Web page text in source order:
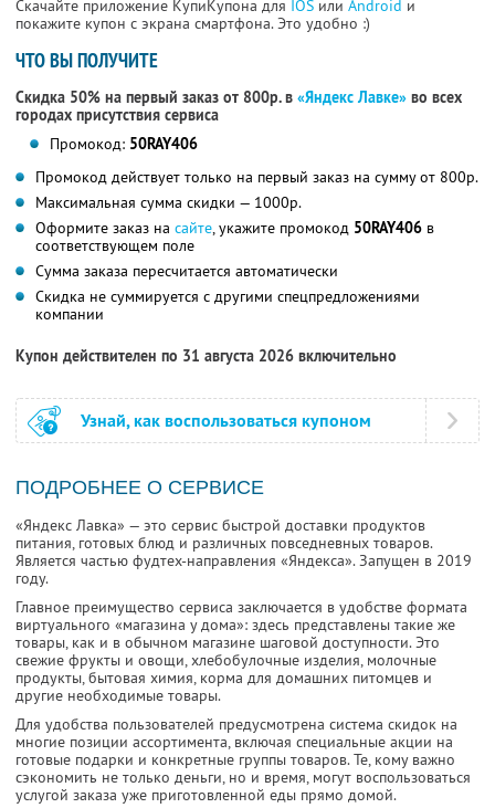
Скачайте приложение КупиКупона для IOS или Android и
покажите купон с экрана смартфона. Это удобно :)
ЧТО ВЫ ПОЛУЧИТЕ
Скидка 50% на первый заказ от 800р. в «Яндекс Лавке» во всех
городах присутствия сервиса
Промокод: 50RAY406
Промокод действует только на первый заказ на сумму от 800р.
Максимальная сумма скидки — 1000р.
Оформите заказ на сайте, укажите промокод 50RAY406 в
соответствующем поле
Сумма заказа пересчитается автоматически
Скидка не суммируется с другими спецпредложениями
компании
Купон действителен по 31 августа 2026 включительно
Узнай, как воспользоваться купоном
ПОДРОБНЕЕ О СЕРВИСЕ
«Яндекс Лавка» — это сервис быстрой доставки продуктов
питания, готовых блюд и различных повседневных товаров.
Является частью фудтех-направления «Яндекса». Запущен в 2019
году.
Главное преимущество сервиса заключается в удобстве формата
виртуального «магазина у дома»: здесь представлены такие же
товары, как и в обычном магазине шаговой доступности. Это
свежие фрукты и овощи, хлебобулочные изделия, молочные
продукты, бытовая химия, корма для домашних питомцев и
другие необходимые товары.
Для удобства пользователей предусмотрена система скидок на
многие позиции ассортимента, включая специальные акции на
готовые подарки и конкретные группы товаров. Те, кому важно
сэкономить не только деньги, но и время, могут воспользоваться
услугой заказа уже приготовленной еды прямо домой.